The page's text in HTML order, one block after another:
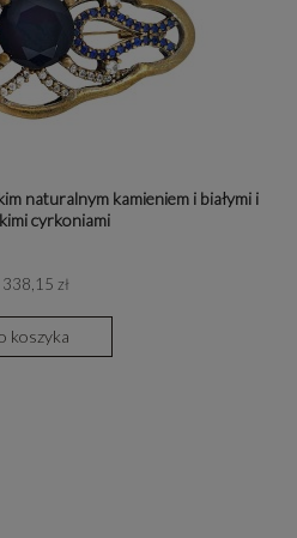
naturalnym kamieniem i białymi i
cyrkoniami
338,15 zł
koszyka